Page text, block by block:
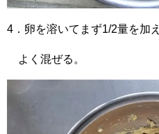
4．卵を溶いてまず1/2量を加え
よく混ぜる。